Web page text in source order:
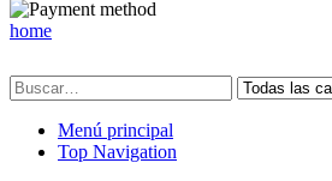
home
Menú principal
Top Navigation